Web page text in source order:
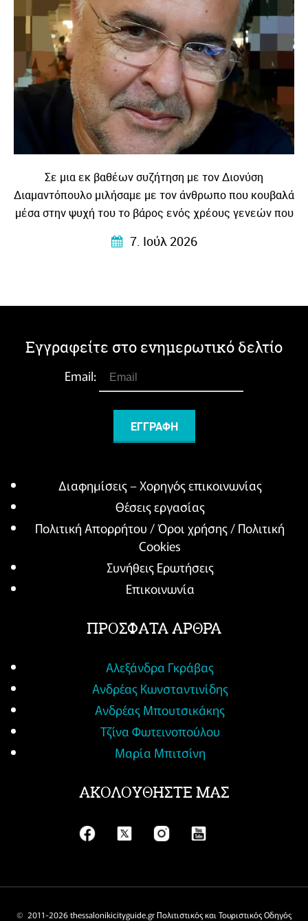
Σε μια εκ βαθέων συζήτηση με τον Διονύση
Διαμαντόπουλο μιλήσαμε με τον άνθρωπο που κουβαλά
μέσα στην ψυχή του το βάρος ενός χρέους γενεών που
συγκλονιστική και κυρίως …αληθινή!
7. Ιούλ 2026
Εγγραφείτε στο ενημερωτικό δελτίο
Email:
Διαφημίσεις – Χορηγός επικοινωνίας
Θέσεις εργασίας
Πολιτική Απορρήτου / Όροι χρήσης / Πολιτική
Cookies
Συνήθεις Ερωτήσεις
Επικοινωνία
ΠΡΟΣΦΑΤΑ ΑΡΘΡΑ
Αλεξάνδρα Γκράβας
Ανδρέας Κωνσταντινίδης
Ανδρέας Μπουτσικάκης
Τζίνα Φωτεινοπούλου
Μαρία Μπιτσίνη
ΑΚΟΛΟΥΘΗΣΤΕ ΜΑΣ
© 2011-2026 thessalonikicityguide.gr Πολιτιστικός και Τουριστικός Οδηγός